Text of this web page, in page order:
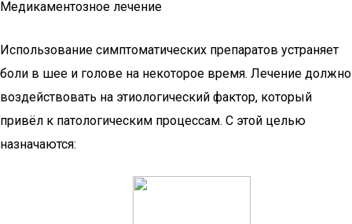
Медикаментозное лечение
Использование симптоматических препаратов устраняет
боли в шее и голове на некоторое время. Лечение должно
воздействовать на этиологический фактор, который
привёл к патологическим процессам. С этой целью
назначаются: